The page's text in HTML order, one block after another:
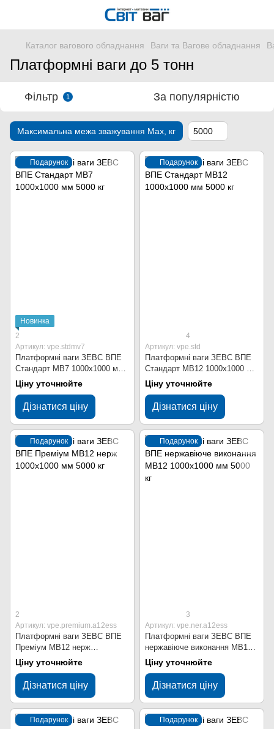
Каталог вагового обладнання Ваги та Вагове обладнання
Платформні ваги до 5 тонн
Фільтр 1 За популярністю
Максимальна межа зважування Мах, кг 5000
Подарунок
Новинка
2
Артикул: vpe.stdmv7
Платформні ваги ЗЕВС ВПЕ
Стандарт МВ7 1000x1000 мм
5000 кг
Ціну уточнюйте
Дізнатися ціну
Подарунок
4
Артикул: vpe.std
Платформні ваги ЗЕВС ВПЕ
Стандарт МВ12 1000x1000 мм
5000 кг
Ціну уточнюйте
Дізнатися ціну
Подарунок
2
Артикул: vpe.premium.a12ess
Платформні ваги ЗЕВС ВПЕ
Преміум МВ12 нерж
1000x1000 мм 5000 кг
Ціну уточнюйте
Дізнатися ціну
Подарунок
3
Артикул: vpe.ner.a12ess
Платформні ваги ЗЕВС ВПЕ
нержавіюче виконання МВ12
1000x1000 мм 5000 кг
Ціну уточнюйте
Дізнатися ціну
Подарунок Подарунок